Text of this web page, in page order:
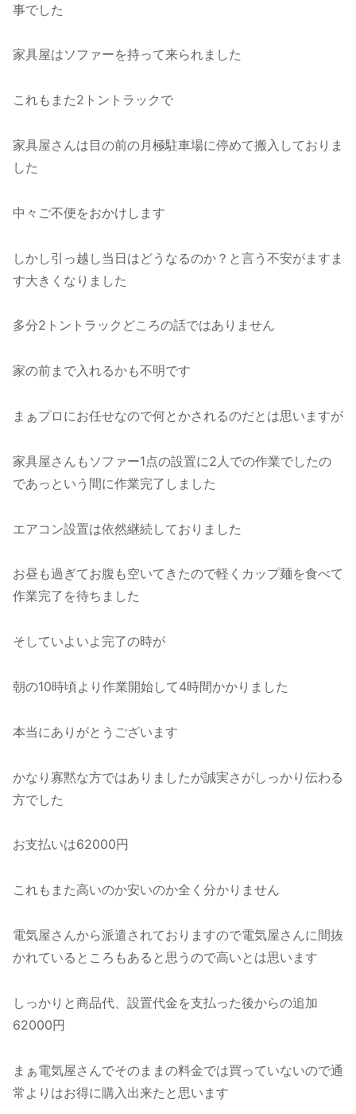
事でした
家具屋はソファーを持って来られました
これもまた2トントラックで
家具屋さんは目の前の月極駐車場に停めて搬入しておりま
した
中々ご不便をおかけします
しかし引っ越し当日はどうなるのか？と言う不安がますま
す大きくなりました
多分2トントラックどころの話ではありません
家の前まで入れるかも不明です
まぁプロにお任せなので何とかされるのだとは思いますが
家具屋さんもソファー1点の設置に2人での作業でしたの
であっという間に作業完了しました
エアコン設置は依然継続しておりました
お昼も過ぎてお腹も空いてきたので軽くカップ麺を食べて
作業完了を待ちました
そしていよいよ完了の時が
朝の10時頃より作業開始して4時間かかりました
本当にありがとうございます
かなり寡黙な方ではありましたが誠実さがしっかり伝わる
方でした
お支払いは62000円
これもまた高いのか安いのか全く分かりません
電気屋さんから派遣されておりますので電気屋さんに間抜
かれているところもあると思うので高いとは思います
しっかりと商品代、設置代金を支払った後からの追加
62000円
まぁ電気屋さんでそのままの料金では買っていないので通
常よりはお得に購入出来たと思います